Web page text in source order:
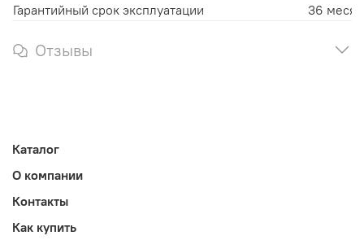
Гарантийный срок эксплуатации
36
Отзывы
Каталог
О компании
Контакты
Как купить